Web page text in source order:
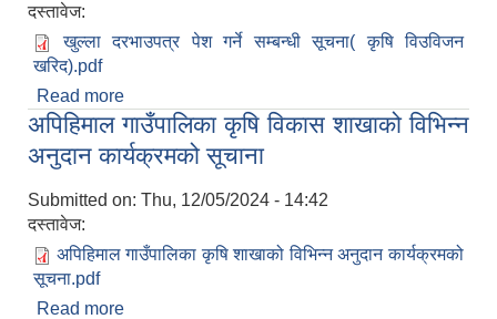
दस्तावेज:
खुल्ला दरभाउपत्र पेश गर्ने सम्बन्धी सूचना( कृषि विउविजन
खरिद).pdf
Read more
विउविजन खरिद)
अपिहिमाल गाउँपालिका कृषि विकास शाखाको विभिन्न
अनुदान कार्यक्रमको सूचाना
Submitted on: Thu, 12/05/2024 - 14:42
दस्तावेज:
अपिहिमाल गाउँपालिका कृषि शाखाको विभिन्न अनुदान कार्यक्रमको
सूचना.pdf
Read more